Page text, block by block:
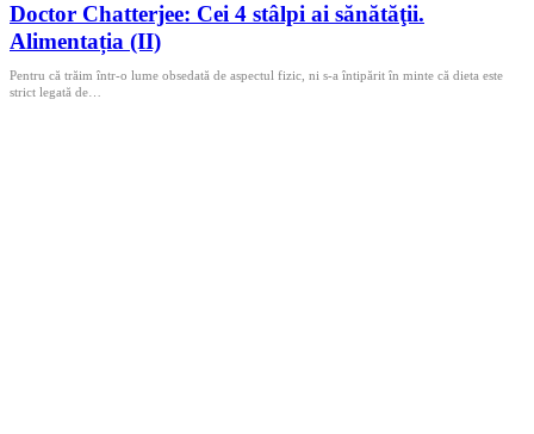
Doctor Chatterjee: Cei 4 stâlpi ai sănătăţii.
Alimentația (II)
Pentru că trăim într-o lume obsedată de aspectul fizic, ni s-a întipărit în minte că dieta este
strict legată de…